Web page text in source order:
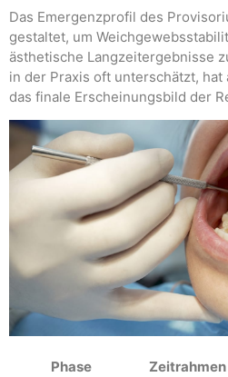
Das Emergenzprofil des
gestaltet, um
ästhetische Langzeitergebnisse
in der Praxis oft unterschätzt,
das finale Erscheinungsbild der
Phase Zeitrahmen